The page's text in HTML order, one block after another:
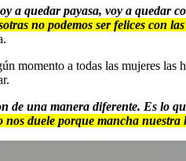
a quedar payasa, voy a quedar
no podemos ser felices con
momento a todas las mujeres
de una manera diferente. Es lo
duele porque mancha